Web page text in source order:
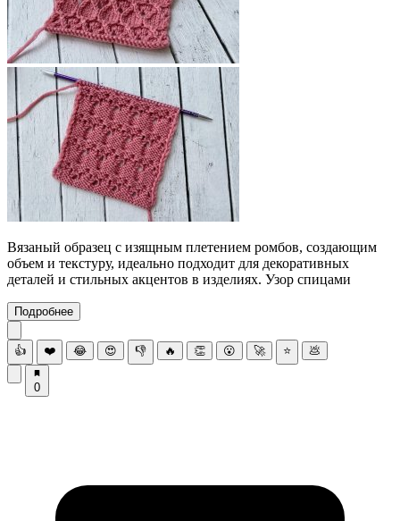
Вязаный образец с изящным плетением ромбов, создающим
объем и текстуру, идеально подходит для декоративных
деталей и стильных акцентов в изделиях. Узор спицами
Подробнее
👍 ❤️ 😂 😍 👎 🔥 👏 😮 🚀 ⭐ 💩
0